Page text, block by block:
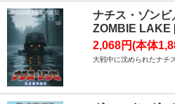
ナチス・ゾン
ZOMBIE LAKE
2,068円(本体
大戦中に沈められたナチ